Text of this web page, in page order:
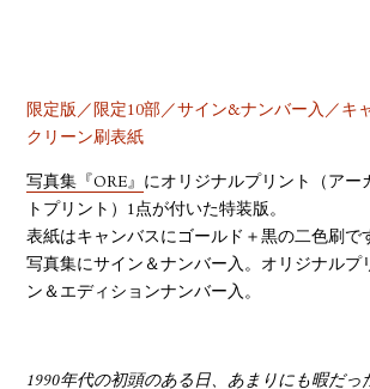
限定版／限定10部／サイン&ナンバー入／キ
クリーン刷表紙
写真集『ORE』 にオリジナルプリント（アー
トプリント）1点が付いた特装版。
表紙はキャンバスにゴールド＋黒の二色刷で
写真集にサイン＆ナンバー入。オリジナルプ
ン＆エディションナンバー入。
1990年代の初頭のある日、あまりにも暇だっ